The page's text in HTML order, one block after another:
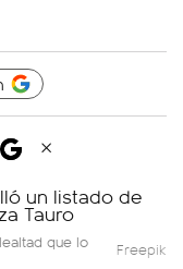
que lo Freepik